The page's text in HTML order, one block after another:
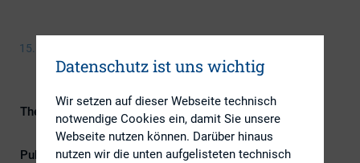
15. April 2016
Themengebiet
ESG (inkl. Nachhaltigkeit &
Governance)
Publikationsform
Externe Publikationen
Datenschutz ist uns wichtig
Wir setzen auf dieser Webseite technisch
notwendige Cookies ein, damit Sie unsere
Webseite nutzen können. Darüber hinaus
nutzen wir die unten aufgelisteten technisch